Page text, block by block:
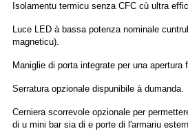
Isolamentu termicu senza CFC cù ultra
Luce LED à bassa potenza nominale
magneticu).
Maniglie di porta integrate per una apertura
Serratura opzionale dispunibile à dumanda.
Cerniera scorrevole opzionale per
di u mini bar sia di e porte di l'armariu